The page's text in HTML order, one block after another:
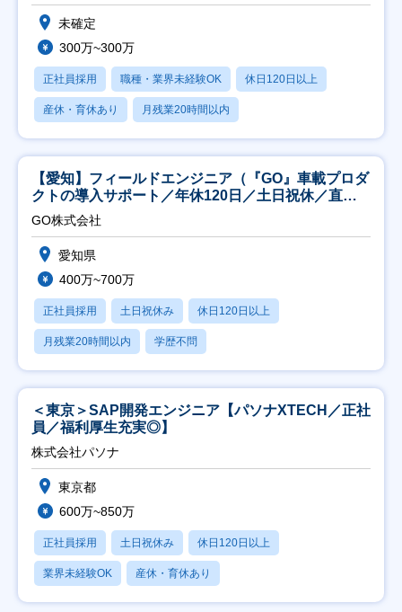
未確定
300万~300万
正社員採用 職種・業界未経験OK 休日120日以上
産休・育休あり 月残業20時間以内
【愛知】フィールドエンジニア（『GO』車載プロダ
クトの導入サポート／年休120日／土日祝休／直行
直帰
GO株式会社
愛知県
400万~700万
正社員採用 土日祝休み 休日120日以上
月残業20時間以内 学歴不問
＜東京＞SAP開発エンジニア【パソナXTECH／正社
員／福利厚生充実◎】
株式会社パソナ
東京都
600万~850万
正社員採用 土日祝休み 休日120日以上
業界未経験OK 産休・育休あり